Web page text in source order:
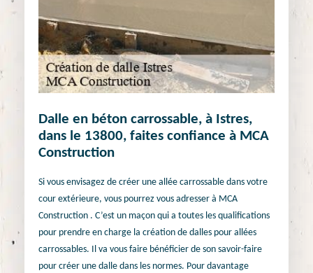
Dalle en béton carrossable, à Istres,
dans le 13800, faites confiance à MCA
Construction
Si vous envisagez de créer une allée carrossable dans votre
cour extérieure, vous pourrez vous adresser à MCA
Construction . C’est un maçon qui a toutes les qualifications
pour prendre en charge la création de dalles pour allées
carrossables. Il va vous faire bénéficier de son savoir-faire
pour créer une dalle dans les normes. Pour davantage